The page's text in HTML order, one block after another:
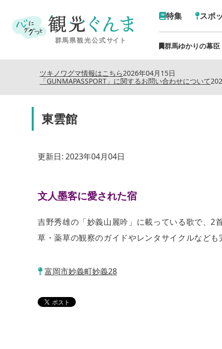
特集 スポ
群馬ゆかりの幕
2026年04月15日
ツキノワグマ情報はこちら
「GUNMAPASSPORT」に関するお問い合わせについて
東雲館
更新日: 2023年04月04日
文人墨客に愛された宿
吉野秀雄の「妙義山麗吟」に載っている歌で、2
草・薬草の観察のガイドやレンタサイクルなど
富岡市妙義町妙義28